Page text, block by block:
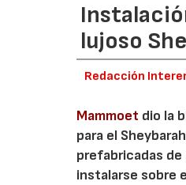
lujoso
Redacción
Mammoet dio la
para el
prefabricadas de
instalarse sobre